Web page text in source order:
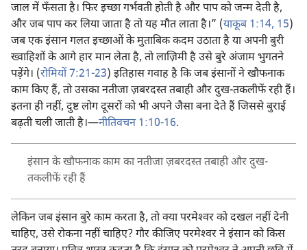
जाल में फँसता है। फिर इच्छा गर्भवती होती है और पाप को जन्म देती है,
और जब पाप कर लिया जाता है तो यह मौत लाता है।” (याकूब 1:14, 15)
जब एक इंसान गलत इच्छाओं के मुताबिक कदम उठाता है या अपनी बुरी
ख्वाहिशों के आगे हार मान लेता है, तो लाज़िमी है उसे बुरे अंजाम भुगतने
पड़ेंगे। (रोमियों 7:21-23) इतिहास गवाह है कि जब इंसानों ने खौफनाक
काम किए हैं, तो उसका नतीजा ज़बरदस्त तबाही और दुख-तकलीफें रही हैं।
इतना ही नहीं, दुष्ट लोग दूसरों को भी अपने जैसा बना देते हैं जिससे बुराई
बढ़ती चली जाती है।—नीतिवचन 1:10-16.
इंसान के खौफनाक काम का नतीजा ज़बरदस्त तबाही और दुख-
तकलीफें रही हैं
लेकिन जब इंसान बुरे काम करता है, तो क्या परमेश्‍वर को दखल नहीं देनी
चाहिए, उसे रोकना नहीं चाहिए? गौर कीजिए परमेश्‍वर ने इंसान को किस